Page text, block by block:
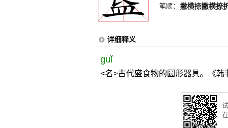
笔顺： 撇横捺撇横捺
详细释义
guǐ
<名>古代盛食物的圆形器具。《韩